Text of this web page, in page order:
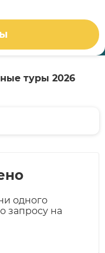
туры 2026
одного
запросу на